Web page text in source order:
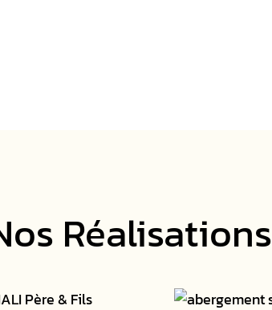
Réalisations